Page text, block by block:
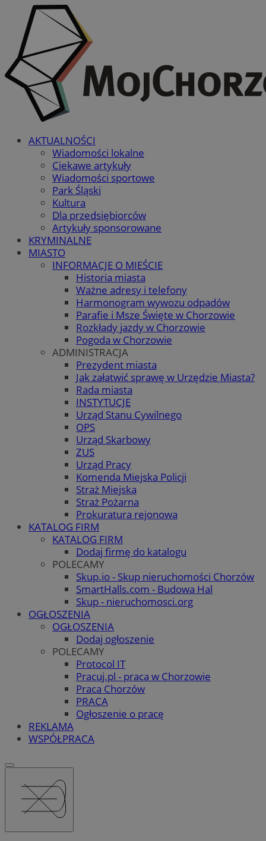
AKTUALNOŚCI
Wiadomości lokalne
Ciekawe artykuły
Wiadomości sportowe
Park Śląski
Kultura
Dla przedsiębiorców
Artykuły sponsorowane
KRYMINALNE
MIASTO
INFORMACJE O MIEŚCIE
Historia miasta
Ważne adresy i telefony
Harmonogram wywozu odpadów
Parafie i Msze Święte w Chorzowie
Rozkłady jazdy w Chorzowie
Pogoda w Chorzowie
ADMINISTRACJA
Prezydent miasta
Jak załatwić sprawę w Urzędzie Miasta?
Rada miasta
INSTYTUCJE
Urząd Stanu Cywilnego
OPS
Urząd Skarbowy
ZUS
Urząd Pracy
Komenda Miejska Policji
Straż Miejska
Straż Pożarna
Prokuratura rejonowa
KATALOG FIRM
KATALOG FIRM
Dodaj firmę do katalogu
POLECAMY
Skup.io - Skup nieruchomości Chorzów
SmartHalls.com - Budowa Hal
Skup - nieruchomosci.org
OGŁOSZENIA
OGŁOSZENIA
Dodaj ogłoszenie
POLECAMY
Protocol IT
Pracuj.pl - praca w Chorzowie
Praca Chorzów
PRACA
Ogłoszenie o pracę
REKLAMA
WSPÓŁPRACA